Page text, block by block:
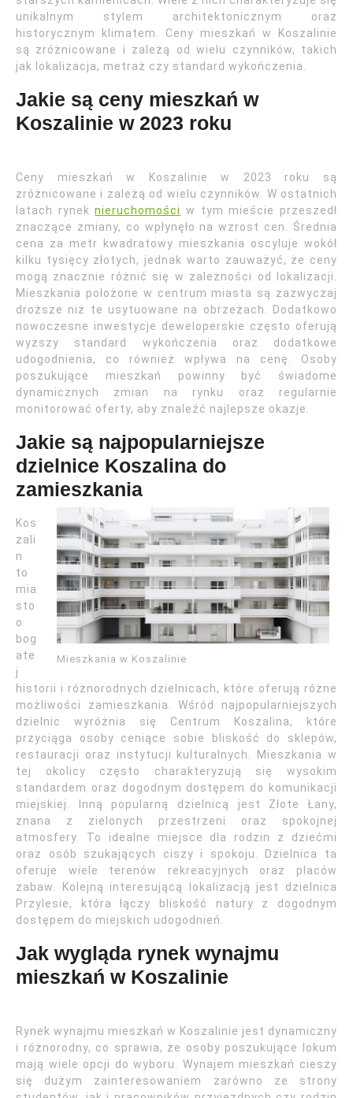
unikalnym stylem architektonicznym oraz
historycznym klimatem. Ceny mieszkań w Koszalinie
są zróżnicowane i zależą od wielu czynników, takich
jak lokalizacja, metraż czy standard wykończenia.
Jakie są ceny mieszkań w
Koszalinie w 2023 roku
Ceny mieszkań w Koszalinie w 2023 roku są
zróżnicowane i zależą od wielu czynników. W ostatnich
latach ryneknieruchomości w tym mieście przeszedł
znaczące zmiany, co wpłynęło na wzrost cen. Średnia
cena za metr kwadratowy mieszkania oscyluje wokół
kilku tysięcy złotych, jednak warto zauważyć, że ceny
mogą znacznie różnić się w zależności od lokalizacji.
Mieszkania położone w centrum miasta są zazwyczaj
droższe niż te usytuowane na obrzeżach. Dodatkowo
nowoczesne inwestycje deweloperskie często oferują
wyższy standard wykończenia oraz dodatkowe
udogodnienia, co również wpływa na cenę. Osoby
poszukujące mieszkań powinny być świadome
dynamicznych zmian na rynku oraz regularnie
monitorować oferty, aby znaleźć najlepsze okazje.
Jakie są najpopularniejsze
dzielnice Koszalina do
zamieszkania
Mieszkania w Koszalinie
Kos
zali
n
to
mia
sto
o
bog
ate
j
historii i różnorodnych dzielnicach, które oferują różne
możliwości zamieszkania. Wśród najpopularniejszych
dzielnic wyróżnia się Centrum Koszalina, które
przyciąga osoby ceniące sobie bliskość do sklepów,
restauracji oraz instytucji kulturalnych. Mieszkania w
tej okolicy często charakteryzują się wysokim
standardem oraz dogodnym dostępem do komunikacji
miejskiej. Inną popularną dzielnicą jest Złote Łany,
znana z zielonych przestrzeni oraz spokojnej
atmosfery. To idealne miejsce dla rodzin z dziećmi
oraz osób szukających ciszy i spokoju. Dzielnica ta
oferuje wiele terenów rekreacyjnych oraz placów
zabaw. Kolejną interesującą lokalizacją jest dzielnica
Przylesie, która łączy bliskość natury z dogodnym
dostępem do miejskich udogodnień.
Jak wygląda rynek wynajmu
mieszkań w Koszalinie
Rynek wynajmu mieszkań w Koszalinie jest dynamiczny
i różnorodny, co sprawia, że osoby poszukujące lokum
mają wiele opcji do wyboru. Wynajem mieszkań cieszy
się dużym zainteresowaniem zarówno ze strony